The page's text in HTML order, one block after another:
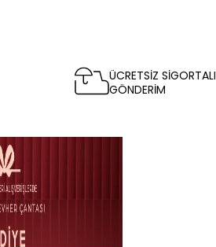
ÜCRETSİZ SİGORTALI
GÖNDERİM